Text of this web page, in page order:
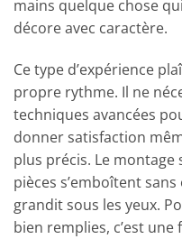
mains quelque chose
décore avec caractère.
Ce type d’expérience
propre rythme. Il ne
techniques avancées
donner satisfaction
plus précis. Le
pièces s’emboîtent
grandit sous les yeux.
bien remplies, c’est